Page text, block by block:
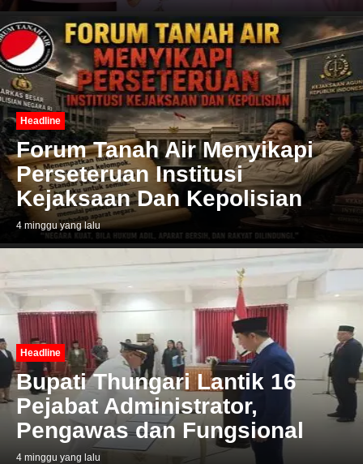
Headline
Forum Tanah Air Menyikapi
Perseteruan Institusi
Kejaksaan Dan Kepolisian
4 minggu yang lalu
Headline
Bupati Thungari Lantik 16
Pejabat Administrator,
Pengawas dan Fungsional
4 minggu yang lalu